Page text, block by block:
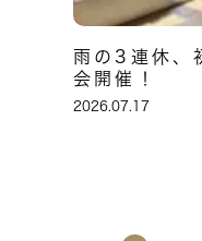
雨の3連休、
会開催！
2026.07.17